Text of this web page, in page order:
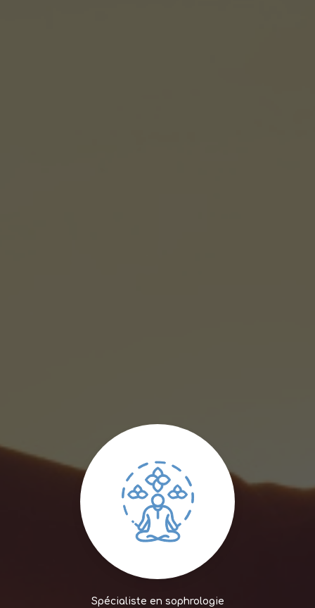
Spécialiste en sophrologie